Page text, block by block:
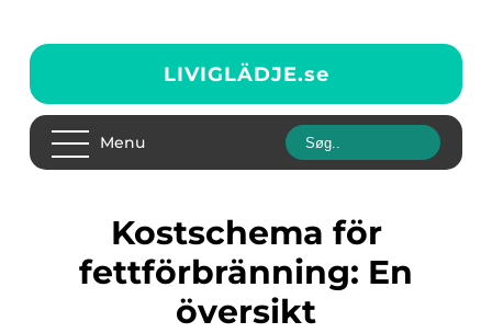
LIVIGLÄDJE.se
Menu
Kostschema för
fettförbränning: En
översikt